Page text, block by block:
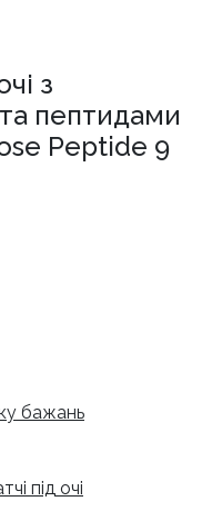
з
пептидами
Peptide 9
бажань
під очі